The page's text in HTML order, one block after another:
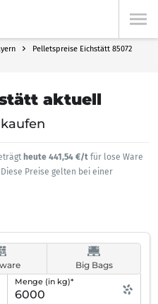
Pelletspreise Eichstätt 85072
aktuell
heute 441,54 €/t für lose Ware
Preise gelten bei einer
Big Bags
Menge (in kg)*